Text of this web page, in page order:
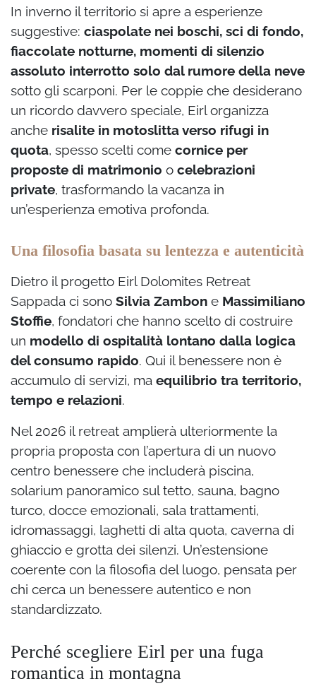
In inverno il territorio si apre a esperienze
suggestive: ciaspolate nei boschi, sci di fondo,
fiaccolate notturne, momenti di silenzio
assoluto interrotto solo dal rumore della neve
sotto gli scarponi. Per le coppie che desiderano
un ricordo davvero speciale, Eirl organizza
anche risalite in motoslitta verso rifugi in
quota, spesso scelti come cornice per
proposte di matrimonio o celebrazioni
private, trasformando la vacanza in
un’esperienza emotiva profonda.
Una filosofia basata su lentezza e autenticità
Dietro il progetto Eirl Dolomites Retreat
Sappada ci sono Silvia Zambon e Massimiliano
Stoffie, fondatori che hanno scelto di costruire
un modello di ospitalità lontano dalla logica
del consumo rapido. Qui il benessere non è
accumulo di servizi, ma equilibrio tra territorio,
tempo e relazioni.
Nel 2026 il retreat amplierà ulteriormente la
propria proposta con l’apertura di un nuovo
centro benessere che includerà piscina,
solarium panoramico sul tetto, sauna, bagno
turco, docce emozionali, sala trattamenti,
idromassaggi, laghetti di alta quota, caverna di
ghiaccio e grotta dei silenzi. Un’estensione
coerente con la filosofia del luogo, pensata per
chi cerca un benessere autentico e non
standardizzato.
Perché scegliere Eirl per una fuga
romantica in montagna